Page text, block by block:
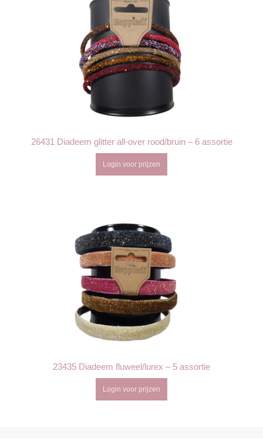
26431 Diadeem glitter all-over rood/bruin – 6 assortie
Login voor prijzen
23435 Diadeem fluweel/lurex – 5 assortie
Login voor prijzen